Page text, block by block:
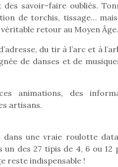
savoir-faire oubliés.
de torchis, tissage…
retour au Moyen Âge.
du tir à l’arc et à
de danses et de
animations, des
artisans.
dans une vraie roulotte
des 27 tipis de 4, 6 ou 12
reste indispensable !
chef deviendra
un véritable
d’apprentissage
ce qu’ils…
Une
grands
enfants.
ami,
confident,…